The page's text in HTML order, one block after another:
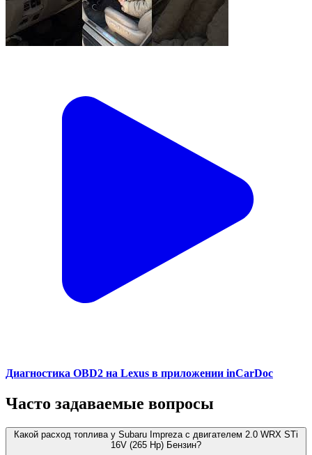
Диагностика OBD2 на Lexus в приложении inCarDoc
Часто задаваемые вопросы
Какой расход топлива у Subaru Impreza с двигателем 2.0 WRX STi
16V (265 Hp) Бензин?